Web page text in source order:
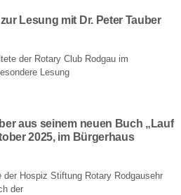
Lesung mit Dr. Peter Tauber
der Rotary Club Rodgau im
Lesung
aus seinem neuen Buch „Lauf
2025, im Bürgerhaus
der Hospiz Stiftung Rotary Rodgausehr
der